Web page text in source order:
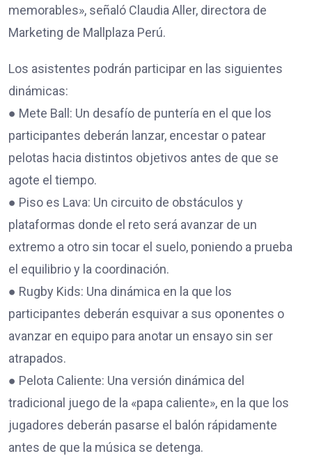
memorables», señaló Claudia Aller, directora de
Marketing de Mallplaza Perú.
Los asistentes podrán participar en las siguientes
dinámicas:
● Mete Ball: Un desafío de puntería en el que los
participantes deberán lanzar, encestar o patear
pelotas hacia distintos objetivos antes de que se
agote el tiempo.
● Piso es Lava: Un circuito de obstáculos y
plataformas donde el reto será avanzar de un
extremo a otro sin tocar el suelo, poniendo a prueba
el equilibrio y la coordinación.
● Rugby Kids: Una dinámica en la que los
participantes deberán esquivar a sus oponentes o
avanzar en equipo para anotar un ensayo sin ser
atrapados.
● Pelota Caliente: Una versión dinámica del
tradicional juego de la «papa caliente», en la que los
jugadores deberán pasarse el balón rápidamente
antes de que la música se detenga.